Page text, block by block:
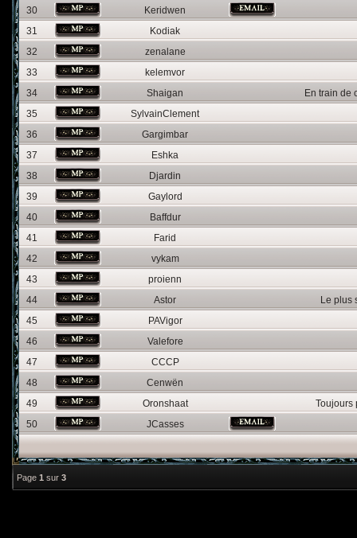
30
Keridwen
31
Kodiak
32
zenalane
33
kelemvor
34
Shaigan
En train de
35
SylvainClement
36
Gargimbar
37
Eshka
38
Djardin
39
Gaylord
40
Baffdur
41
Farid
42
vykam
43
proienn
44
Astor
Le plus
45
PAVigor
46
Valefore
47
CCCP
48
Cenwën
49
Oronshaat
Toujours
50
JCasses
Page 1 sur 3